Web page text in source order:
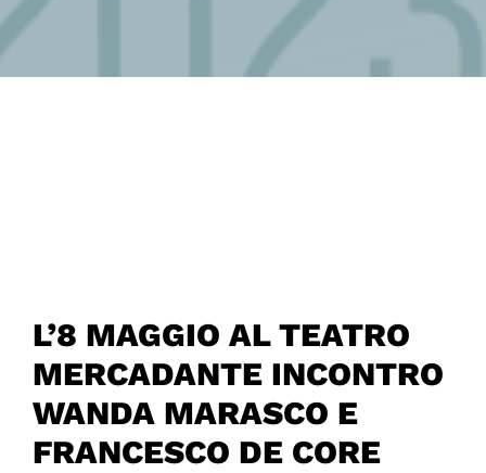
L’8 MAGGIO AL TEATRO
MERCADANTE INCONTRO
WANDA MARASCO E
FRANCESCO DE CORE